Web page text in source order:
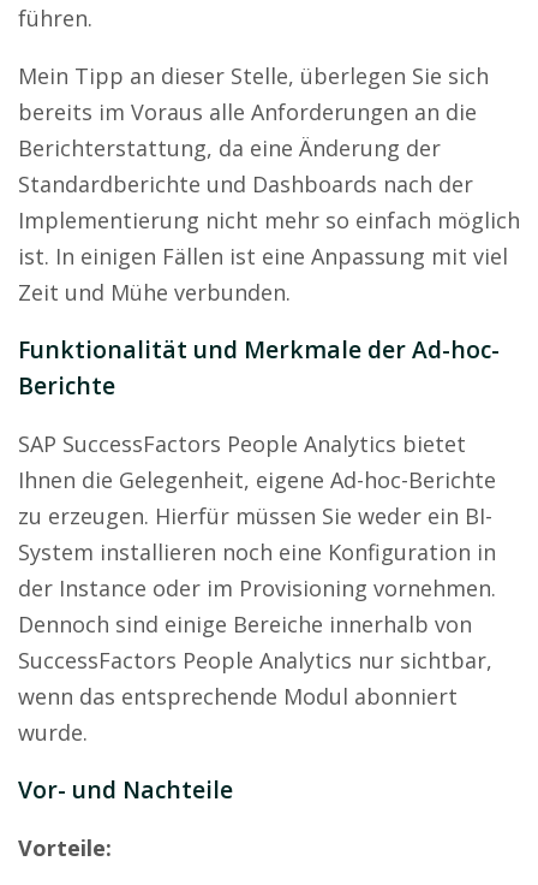
führen.
Mein Tipp an dieser Stelle, überlegen Sie sich
bereits im Voraus alle Anforderungen an die
Berichterstattung, da eine Änderung der
Standardberichte und Dashboards nach der
Implementierung nicht mehr so einfach möglich
ist. In einigen Fällen ist eine Anpassung mit viel
Zeit und Mühe verbunden.
Funktionalität und Merkmale der Ad-hoc-
Berichte
SAP SuccessFactors People Analytics bietet
Ihnen die Gelegenheit, eigene Ad-hoc-Berichte
zu erzeugen. Hierfür müssen Sie weder ein BI-
System installieren noch eine Konfiguration in
der Instance oder im Provisioning vornehmen.
Dennoch sind einige Bereiche innerhalb von
SuccessFactors People Analytics nur sichtbar,
wenn das entsprechende Modul abonniert
wurde.
Vor- und Nachteile
Vorteile: